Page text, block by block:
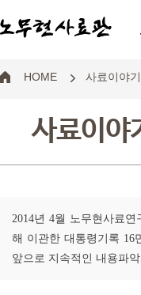
HOME 사료이야기
사료이야
2014년 4월 노무현사료
해 이관한 대통령기록 16
앞으로 지속적인 내용파